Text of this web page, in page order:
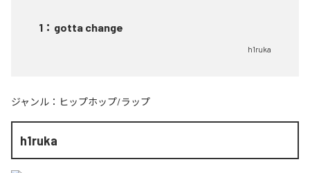
1 ： gotta change
h1ruka
ジャンル： ヒップホップ/ラップ
h1ruka